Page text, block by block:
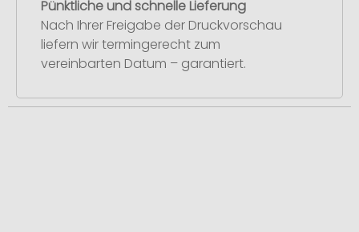
Pünktliche und schnelle Lieferung
Nach Ihrer Freigabe der Druckvorschau
liefern wir termingerecht zum
vereinbarten Datum – garantiert.